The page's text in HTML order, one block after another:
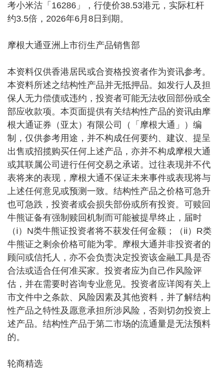
考小米沽「16286」，行使价38.53港元，实际杠杆
约3.5倍，2026年6月8日到期。
摩根大通亚洲上市衍生产品销售部
本资料仅供香港居民或合资格投资者作为资讯参考。
本资料所述之结构性产品并无抵押品。如发行人及担
保人无力偿债或违约，投资者可能无法收回部份或全
部应收款项。本页面提供有关结构性产品的资讯由摩
根大通证券（亚太）有限公司（「摩根大通」）编
制，仅供参考用途，并不构成任何要约、建议、提呈
出售或招揽购买任何上述产品，亦并不构成摩根大通
或其联属公司进行任何交易之承诺。过往表现并不代
表将来的表现，摩根大通不保证未来事件或表现将与
上述任何意见或预测一致。结构性产品之价格可急升
也可急跌，投资者或会损失部份或所有投资。可赎回
牛熊证备有强制赎回机制而可能被提早终止，届时
（i）N类牛熊证投资者将不获发任何金额；（ii）R类
牛熊证之剩余价格可能为零。摩根大通并非投资者的
顾问或信托人，亦不会负责决定投资该金融工具是否
合法或适合任何准买家。投资者应为自己作风险评
估，并在需要时咨询专业意见。投资者应详阅有关上
市文件中之条款、风险因素及其他资料，并了解结构
性产品之特性及愿意承担所涉风险，否则切勿投资上
述产品。结构性产品于第二市场的流通量是无法预料
的。
轮商精选